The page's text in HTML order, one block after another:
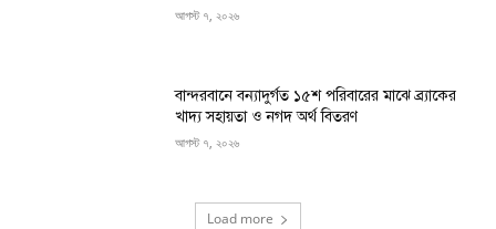
আগস্ট ৭, ২০২৬
বান্দরবানে বন্যাদুর্গত ১৫শ পরিবারের মাঝে ব্র্যাকের
খাদ্য সহায়তা ও নগদ অর্থ বিতরণ
আগস্ট ৭, ২০২৬
Load more